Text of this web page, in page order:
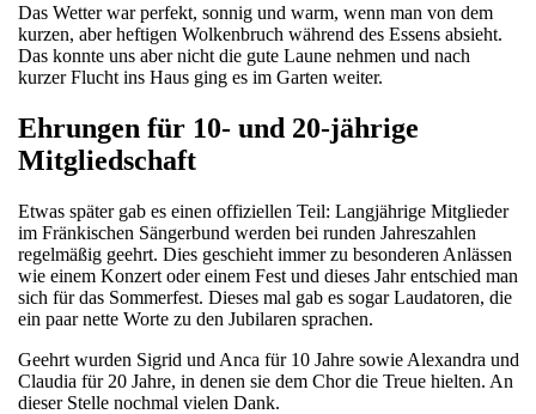
Das Wetter war perfekt, sonnig und warm, wenn man von dem
kurzen, aber heftigen Wolkenbruch während des Essens absieht.
Das konnte uns aber nicht die gute Laune nehmen und nach
kurzer Flucht ins Haus ging es im Garten weiter.
Ehrungen für 10- und 20-jährige
Mitgliedschaft
Etwas später gab es einen offiziellen Teil: Langjährige Mitglieder
im Fränkischen Sängerbund werden bei runden Jahreszahlen
regelmäßig geehrt. Dies geschieht immer zu besonderen Anlässen
wie einem Konzert oder einem Fest und dieses Jahr entschied man
sich für das Sommerfest. Dieses mal gab es sogar Laudatoren, die
ein paar nette Worte zu den Jubilaren sprachen.
Geehrt wurden Sigrid und Anca für 10 Jahre sowie Alexandra und
Claudia für 20 Jahre, in denen sie dem Chor die Treue hielten. An
dieser Stelle nochmal vielen Dank.